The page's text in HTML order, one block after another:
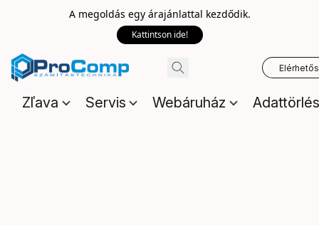
A megoldás egy árajánlattal kezdődik.
Kattintson ide!
Zľava Servis Webáruház